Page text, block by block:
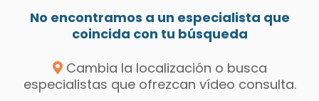
No encontramos a un especialista que
coincida con tu búsqueda
Cambia la localización o busca
especialistas que ofrezcan vídeo consulta.